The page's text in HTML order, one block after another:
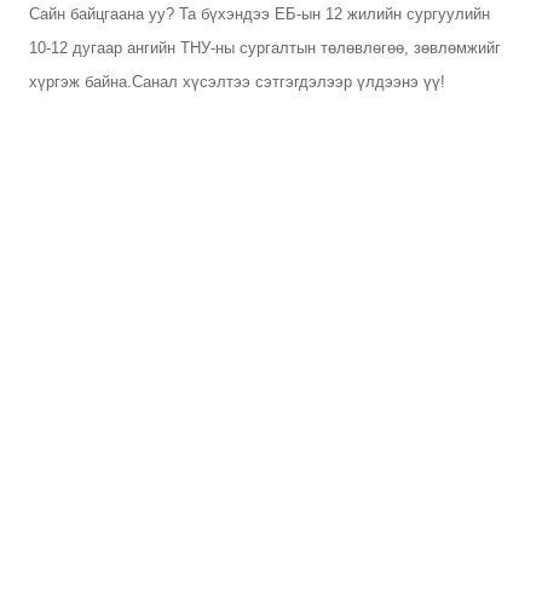
Сайн байцгаана уу? Та бүхэндээ ЕБ-ын 12 жилийн сургуулийн
10-12 дугаар ангийн ТНУ-ны сургалтын төлөвлөгөө, зөвлөмжийг
хүргэж байна.Санал хүсэлтээ сэтгэгдэлээр үлдээнэ үү!